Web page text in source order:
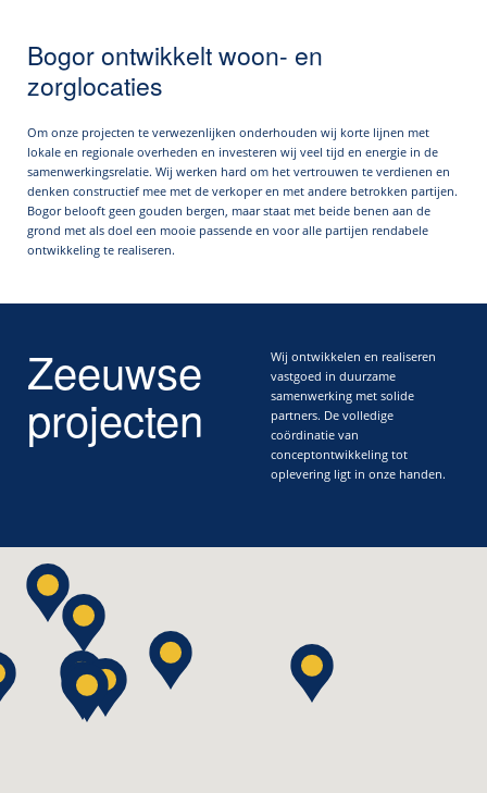
Bogor ontwikkelt woon- en
zorglocaties
Om onze projecten te verwezenlijken onderhouden wij korte lijnen met
lokale en regionale overheden en investeren wij veel tijd en energie in de
samenwerkingsrelatie. Wij werken hard om het vertrouwen te verdienen en
denken constructief mee met de verkoper en met andere betrokken partijen.
Bogor belooft geen gouden bergen, maar staat met beide benen aan de
grond met als doel een mooie passende en voor alle partijen rendabele
ontwikkeling te realiseren.
Zeeuwse
projecten
Wij ontwikkelen en realiseren
vastgoed in duurzame
samenwerking met solide
partners. De volledige
coördinatie van
conceptontwikkeling tot
oplevering ligt in onze handen.